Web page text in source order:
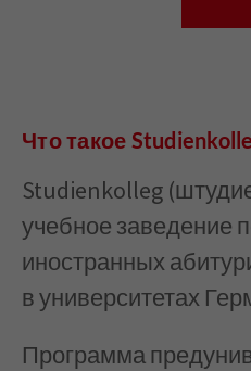
Что такое
Studienkolleg
учебное заведение
иностранных
в университетах
Программа